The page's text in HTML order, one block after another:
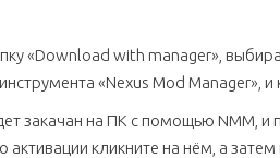
«Download with manager»,
«Nexus Mod Manager», и
закачан на ПК с помощью NMM, и
кликните на нём, а